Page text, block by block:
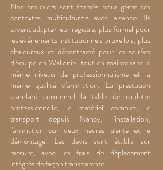
Nos croupiers sont formés pour gérer ces
contextes multiculturels avec aisance. Ils
savent adapter leur registre, plus formel pour
les événements institutionnels bruxellois, plus
chaleureux et décontracté pour les soirées
d'équipe en Wallonie, tout en maintenant le
même niveau de professionnalisme et la
même qualité d'animation. La prestation
standard comprend la table de roulette
professionnelle, le matériel complet, le
transport depuis Nancy, l'installation,
l'animation sur deux heures trente et le
démontage. Les devis sont établis sur
mesure, avec les frais de déplacement
intégrés de façon transparente.